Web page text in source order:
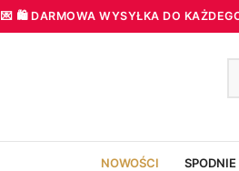
💌 🛍️ DARMOWA WYSYŁKA DO
NOWOŚCI